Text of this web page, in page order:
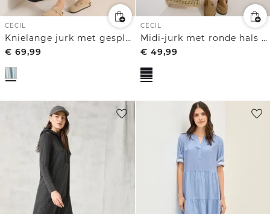
CECIL
Knielange jurk met gespleten hals en strepen
€ 69,99
CECIL
Midi-jurk met ronde hals en strepen
€ 49,99